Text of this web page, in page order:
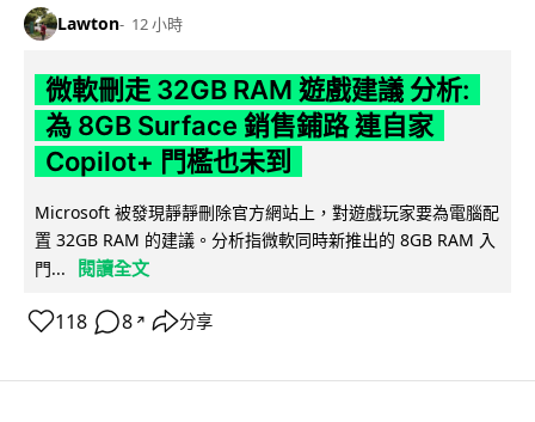
Lawton 12 小時
微軟刪走 32GB RAM 遊戲建議 分析:
為 8GB Surface 銷售鋪路 連自家
Copilot+ 門檻也未到
Microsoft 被發現靜靜刪除官方網站上，對遊戲玩家要為電腦配
置 32GB RAM 的建議。分析指微軟同時新推出的 8GB RAM 入
門...
閱讀全文
118 8 ↗ 分享